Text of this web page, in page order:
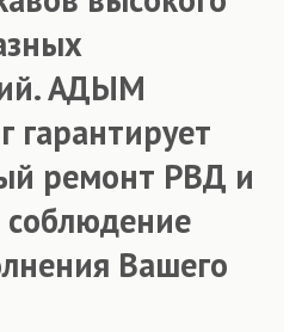
АДЫМ
ремонт РВД и
Вашего